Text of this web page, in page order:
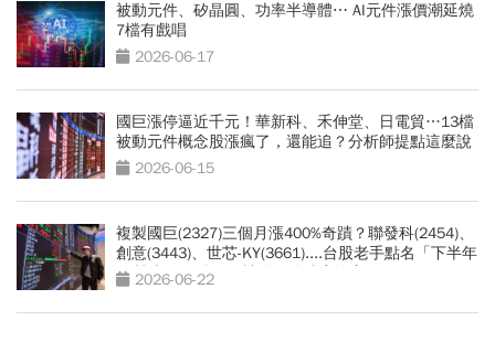
被動元件、矽晶圓、功率半導體⋯ AI元件漲價潮延燒
7檔有戲唱
2026-06-17
國巨漲停逼近千元！華新科、禾伸堂、日電貿…13檔
被動元件概念股漲瘋了，還能追？分析師提點這麼說
2026-06-15
複製國巨(2327)三個月漲400%奇蹟？聯發科(2454)、
創意(3443)、世芯-KY(3661)....台股老手點名「下半年
17檔大黑馬股」：被動元件噴完換它
2026-06-22